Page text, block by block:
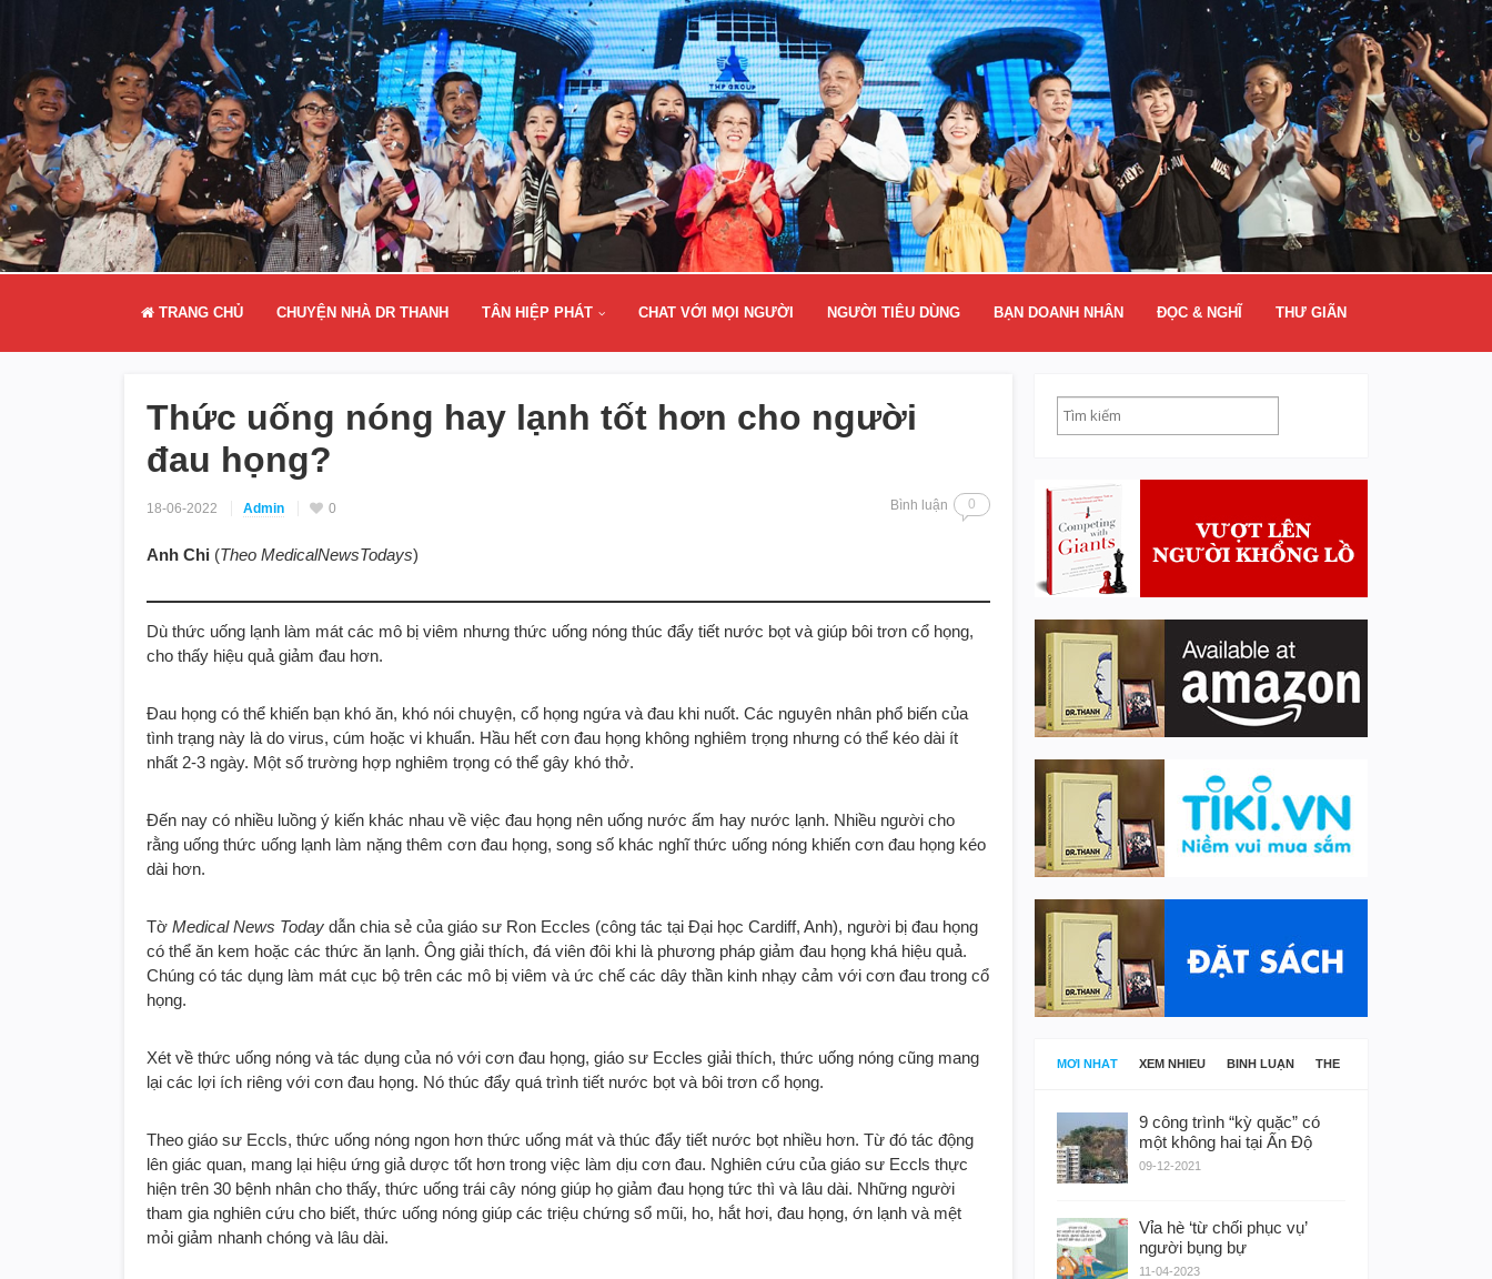
TRANG CHỦ CHUYỆN NHÀ DR THANH TÂN HIỆP PHÁT CHAT VỚI MỌI NGƯỜI NGƯỜI TIÊU DÙNG BẠN DOANH NHÂN ĐỌC & NGHĨ THƯ GIÃN
Thức uống nóng hay lạnh tốt hơn cho người
đau họng?
18-06-2022 Admin 0 Bình luận 0
Anh Chi (Theo MedicalNewsTodays)
Dù thức uống lạnh làm mát các mô bị viêm nhưng thức uống nóng thúc đẩy tiết nước bọt và giúp bôi trơn cổ họng,
cho thấy hiệu quả giảm đau hơn.
Đau họng có thể khiến bạn khó ăn, khó nói chuyện, cổ họng ngứa và đau khi nuốt. Các nguyên nhân phổ biến của
tình trạng này là do virus, cúm hoặc vi khuẩn. Hầu hết cơn đau họng không nghiêm trọng nhưng có thể kéo dài ít
nhất 2-3 ngày. Một số trường hợp nghiêm trọng có thể gây khó thở.
Đến nay có nhiều luồng ý kiến khác nhau về việc đau họng nên uống nước ấm hay nước lạnh. Nhiều người cho
rằng uống thức uống lạnh làm nặng thêm cơn đau họng, song số khác nghĩ thức uống nóng khiến cơn đau họng kéo
dài hơn.
Tờ Medical News Today dẫn chia sẻ của giáo sư Ron Eccles (công tác tại Đại học Cardiff, Anh), người bị đau họng
có thể ăn kem hoặc các thức ăn lạnh. Ông giải thích, đá viên đôi khi là phương pháp giảm đau họng khá hiệu quả.
Chúng có tác dụng làm mát cục bộ trên các mô bị viêm và ức chế các dây thần kinh nhạy cảm với cơn đau trong cổ
họng.
Xét về thức uống nóng và tác dụng của nó với cơn đau họng, giáo sư Eccles giải thích, thức uống nóng cũng mang
lại các lợi ích riêng với cơn đau họng. Nó thúc đẩy quá trình tiết nước bọt và bôi trơn cổ họng.
Theo giáo sư Eccls, thức uống nóng ngon hơn thức uống mát và thúc đẩy tiết nước bọt nhiều hơn. Từ đó tác động
lên giác quan, mang lại hiệu ứng giả dược tốt hơn trong việc làm dịu cơn đau. Nghiên cứu của giáo sư Eccls thực
hiện trên 30 bệnh nhân cho thấy, thức uống trái cây nóng giúp họ giảm đau họng tức thì và lâu dài. Những người
tham gia nghiên cứu cho biết, thức uống nóng giúp các triệu chứng sổ mũi, ho, hắt hơi, đau họng, ớn lạnh và mệt
mỏi giảm nhanh chóng và lâu dài.
MỚI NHẤT XEM NHIỀU BÌNH LUẬN THẺ
9 công trình “kỳ quặc” có
một không hai tại Ấn Độ
09-12-2021
Vỉa hè ‘từ chối phục vụ’
người bụng bự
11-04-2023